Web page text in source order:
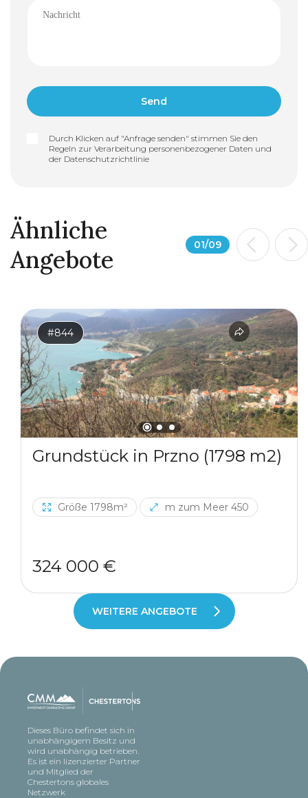
Durch Klicken auf "Anfrage senden" stimmen Sie den
Regeln zur Verarbeitung personenbezogener Daten und
der Datenschutzrichtlinie
Ähnliche
Angebote
01/09
#844
Grundstück in Przno (1798 m2)
Größe 1798m² m zum Meer 450
324 000 €
WEITERE ANGEBOTE
Dieses Büro befindet sich in
unabhängigem Besitz und
wird unabhängig betrieben.
Es ist ein lizenzierter Partner
und Mitglied der
Chestertons globales
Netzwerk